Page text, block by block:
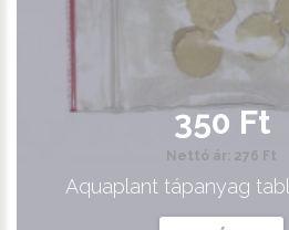
350 Ft
Nettó ár: 276 Ft
Aquaplant tápanyag